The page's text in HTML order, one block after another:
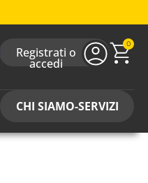
Registrati o
accedi
0
CHI SIAMO-SERVIZI